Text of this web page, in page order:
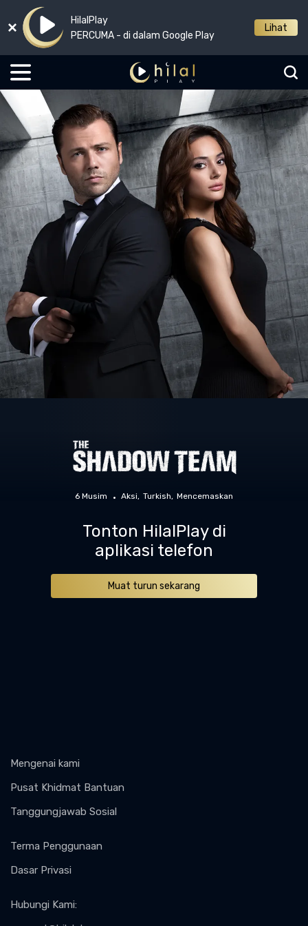
HilalPlay
PERCUMA - di dalam Google Play
Lihat
6 Musim Aksi Turkish Mencemaskan
Tonton HilalPlay di
aplikasi telefon
Muat turun sekarang
Mengenai kami
Pusat Khidmat Bantuan
Tanggungjawab Sosial
Terma Penggunaan
Dasar Privasi
Hubungi Kami: